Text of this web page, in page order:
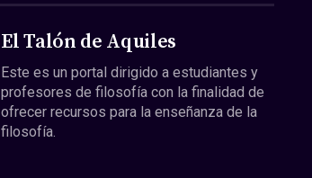
El Talón de Aquiles
Este es un portal dirigido a estudiantes y
profesores de filosofía con la finalidad de
ofrecer recursos para la enseñanza de la
filosofía.